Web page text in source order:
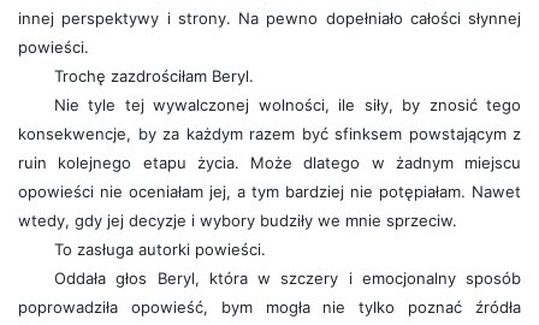
innej perspektywy i strony. Na pewno dopełniało całości słynnej
powieści.
Trochę zazdrościłam Beryl.
Nie tyle tej wywalczonej wolności, ile siły, by znosić tego
konsekwencje, by za każdym razem być sfinksem powstającym z
ruin kolejnego etapu życia. Może dlatego w żadnym miejscu
opowieści nie oceniałam jej, a tym bardziej nie potępiałam. Nawet
wtedy, gdy jej decyzje i wybory budziły we mnie sprzeciw.
To zasługa autorki powieści.
Oddała głos Beryl, która w szczery i emocjonalny sposób
poprowadziła opowieść, bym mogła nie tylko poznać źródła